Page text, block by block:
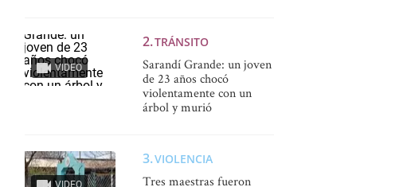
VIDEO
TRÁNSITO
Sarandí Grande: un joven
de 23 años chocó
violentamente con un
árbol y murió
VIOLENCIA
Tres maestras fueron